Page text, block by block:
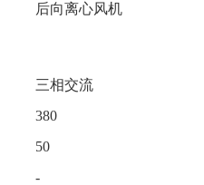
后向离心风机
三相交流
380
50
-